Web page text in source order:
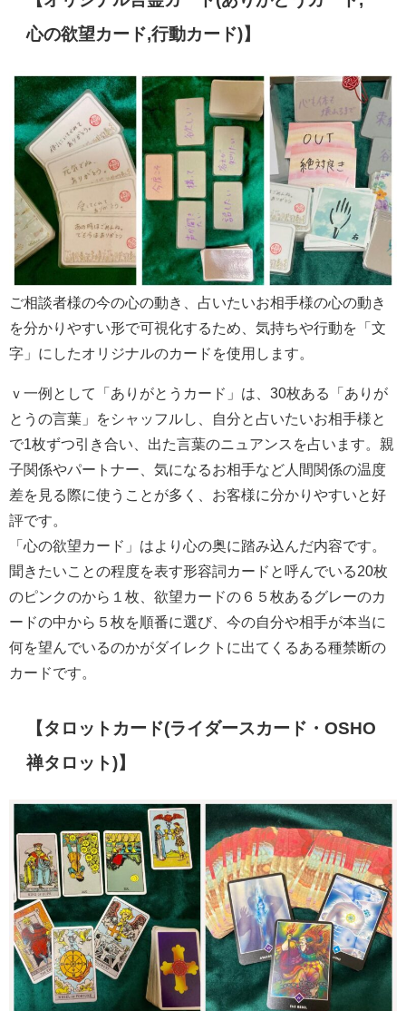
心の欲望カード,行動カード)】
ご相談者様の今の心の動き、占いたいお相手様の心の動き
を分かりやすい形で可視化するため、気持ちや行動を「文
字」にしたオリジナルのカードを使用します。
ｖ一例として「ありがとうカード」は、30枚ある「ありが
とうの言葉」をシャッフルし、自分と占いたいお相手様と
で1枚ずつ引き合い、出た言葉のニュアンスを占います。親
子関係やパートナー、気になるお相手など人間関係の温度
差を見る際に使うことが多く、お客様に分かりやすいと好
評です。
「心の欲望カード」はより心の奥に踏み込んだ内容です。
聞きたいことの程度を表す形容詞カードと呼んでいる20枚
のピンクのから１枚、欲望カードの６５枚あるグレーのカ
ードの中から５枚を順番に選び、今の自分や相手が本当に
何を望んでいるのかがダイレクトに出てくるある種禁断の
カードです。
【タロットカード(ライダースカード・OSHO
禅タロット)】